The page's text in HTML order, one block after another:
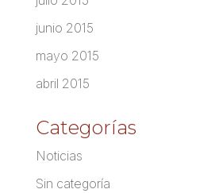
junio 2015
mayo 2015
abril 2015
Categorías
Noticias
Sin categoría